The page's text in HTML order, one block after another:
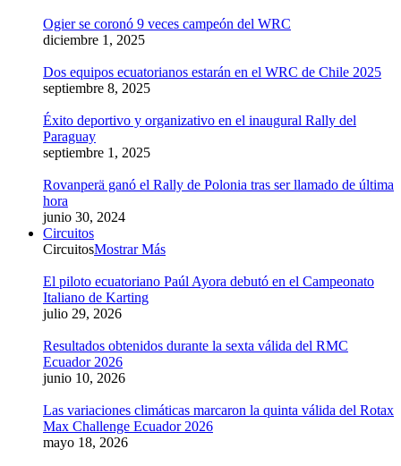
Ogier se coronó 9 veces campeón del WRC
diciembre 1, 2025
Dos equipos ecuatorianos estarán en el WRC de Chile 2025
septiembre 8, 2025
Éxito deportivo y organizativo en el inaugural Rally del
Paraguay
septiembre 1, 2025
Rovanperä ganó el Rally de Polonia tras ser llamado de última
hora
junio 30, 2024
Circuitos
CircuitosMostrar Más
El piloto ecuatoriano Paúl Ayora debutó en el Campeonato
Italiano de Karting
julio 29, 2026
Resultados obtenidos durante la sexta válida del RMC
Ecuador 2026
junio 10, 2026
Las variaciones climáticas marcaron la quinta válida del Rotax
Max Challenge Ecuador 2026
mayo 18, 2026